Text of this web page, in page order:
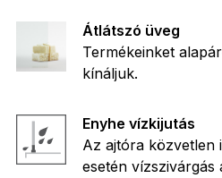
Átlátszó üveg
Termékeinket
kínáljuk.
Enyhe vízkijutás
Az ajtóra közvetlen
esetén vízszivárgás